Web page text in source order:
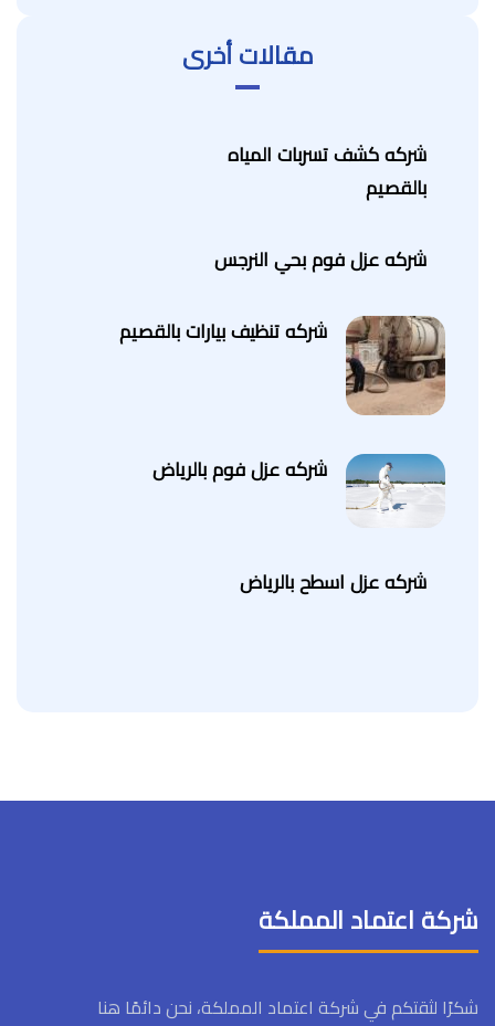
مقالات أخرى
شركه كشف تسربات المياه
بالقصيم
شركه عزل فوم بحي النرجس
شركه تنظيف بيارات بالقصيم
شركه عزل فوم بالرياض
شركه عزل اسطح بالرياض
شركة اعتماد المملكة
شكرًا لثقتكم في شركة اعتماد المملكة، نحن دائمًا هنا